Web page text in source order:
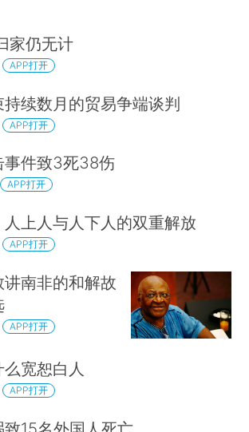
家仍无计
APP打开
续数月的贸易争端谈判
APP打开
事件致3死38伤
APP打开
上人与人下人的双重解放
APP打开
南非的和解故
APP打开
宽恕白人
APP打开